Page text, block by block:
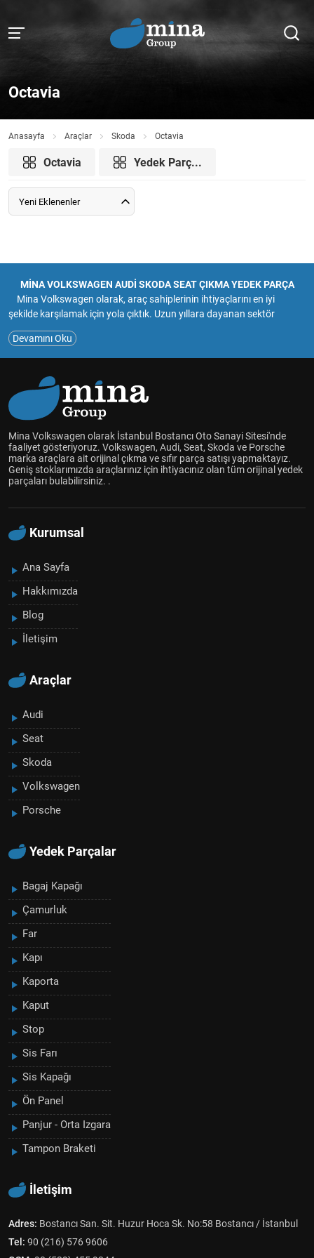
Octavia
Anasayfa Araçlar Skoda Octavia
Octavia Yedek Parç...
Yeni Eklenenler
MİNA VOLKSWAGEN AUDİ SKODA SEAT ÇIKMA YEDEK PARÇA
Mina Volkswagen olarak, araç sahiplerinin ihtiyaçlarını en iyi
şekilde karşılamak için yola çıktık. Uzun yıllara dayanan sektör
deneyimimiz ve tutkumuzla, müşterilerimize güvenilir ve kaliteli
hizmet sunmayı amaçlıyoruz.Mina Volkswagen, çıkma ve sıfır yedek
parça satışıyla, araç sahiplerinin bakım ve onarım ihtiyaçlarını en
Volkswagen Audi Skoda Seat marka araçlar için çıkma ve sıfır
parçaları bulabilir, aracınızın performansını ve güvenliğini
artırabilirsiniz.Müşteri memnuniyetini her zaman ön planda tutarak,
uzman ekibimizle size en uygun çözümleri sunmak için çalışıyoruz.
Aracınızın her detayını düşünüyor, kaliteli yedek parçalarla sizlere
hizmet vermekten mutluluk duyuyoruz.
Mina Volkswagen olarak, araçlarınızın uzun ömürlü olması ve
yedek parçalara ulaşın!
Devamını Oku
Mina Volkswagen olarak İstanbul Bostancı Oto Sanayi Sitesi'nde
faaliyet gösteriyoruz. Volkswagen, Audi, Seat, Skoda ve Porsche
marka araçlara ait orijinal çıkma ve sıfır parça satışı yapmaktayız.
Geniş stoklarımızda araçlarınız için ihtiyacınız olan tüm orijinal yedek
parçaları bulabilirsiniz. .
Kurumsal
Ana Sayfa
Hakkımızda
Blog
İletişim
Araçlar
Audi
Seat
Skoda
Volkswagen
Porsche
Yedek Parçalar
Bagaj Kapağı
Çamurluk
Far
Kapı
Kaporta
Kaput
Stop
Sis Farı
Sis Kapağı
Ön Panel
Panjur - Orta Izgara
Tampon Braketi
İletişim
Adres: Bostancı San. Sit. Huzur Hoca Sk. No:58 Bostancı / İstanbul
Tel: 90 (216) 576 9606